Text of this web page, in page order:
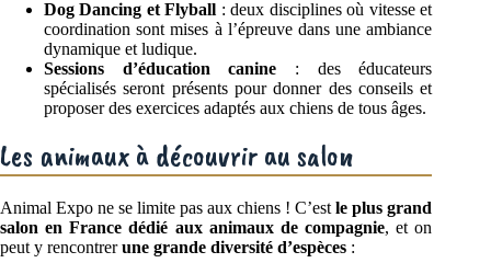
Dog Dancing et Flyball : deux disciplines où vitesse et
coordination sont mises à l’épreuve dans une ambiance
dynamique et ludique.
Sessions d’éducation canine : des éducateurs
spécialisés seront présents pour donner des conseils et
proposer des exercices adaptés aux chiens de tous âges.
Les animaux à découvrir au salon
Animal Expo ne se limite pas aux chiens ! C’estle plus grand
salon en France dédié aux animaux de compagnie, et on
peut y rencontrerune grande diversité d’espèces :